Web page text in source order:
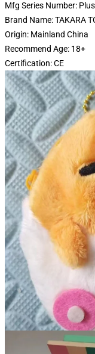
Mfg Series Number:
Brand Name:TAKARA
Origin: Mainland China
Recommend Age: 18+
Certification:CE